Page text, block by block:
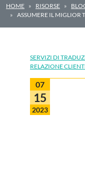
HOME RISORSE
ASSUMERE IL MIGLIOR
SERVIZI DI
RELAZIONE
07
15
2023